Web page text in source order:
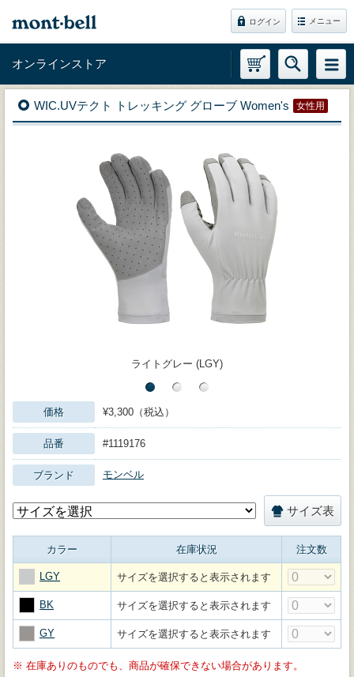
ログイン メニュー
オンラインストア
WIC.UVテクト トレッキング グローブ Women's 女性用
ライトグレー (LGY)
価格 ¥3,300（税込）
品番 #1119176
ブランド モンベル
サイズ表
カラー 在庫状況 注文数
LGY サイズを選択すると表示されます
BK サイズを選択すると表示されます
GY サイズを選択すると表示されます
※ 在庫ありのものでも、商品が確保できない場合があります。